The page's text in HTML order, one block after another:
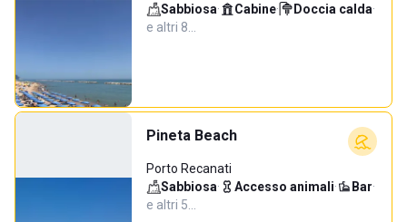
Sabbiosa· Cabine· Doccia calda·
e altri 8…
Pineta Beach
Porto Recanati
Sabbiosa· Accesso animali· Bar·
e altri 5…